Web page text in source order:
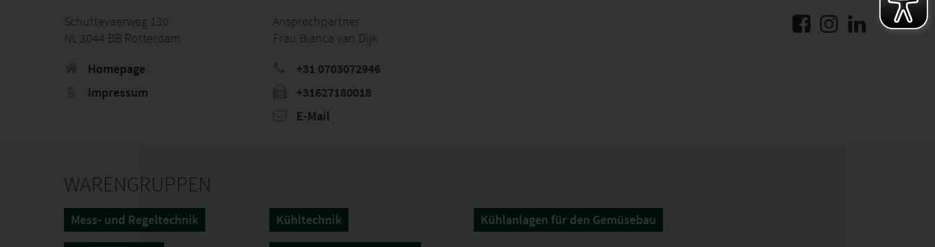
Schuttevaerweg 130
NL 3044 BB Rotterdam
Homepage
Impressum
Ansprechpartner
Frau Bianca van Dijk
+31 0703072946
+31627180018
E-Mail
WARENGRUPPEN
Mess- und Regeltechnik Kühltechnik Kühlanlagen für den Gemüsebau